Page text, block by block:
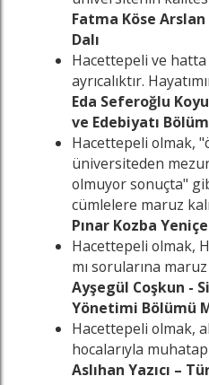
Fatma Köse
Dalı
Hacettepeli ve
ayrıcalıktır.
Eda Seferoğlu
ve Edebiyatı
Hacettepeli olmak,
üniversiteden
olmuyor sonuçta"
cümlelere maruz
Pınar Kozba
Hacettepeli olmak,
mı sorularına
Ayşegül Coşkun -
Yönetimi Bölümü
Hacettepeli olmak,
hocalarıyla
Aslıhan Yazıcı –